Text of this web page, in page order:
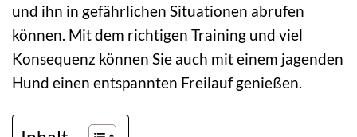
und ihn in gefährlichen Situationen abrufen
können. Mit dem richtigen Training und viel
Konsequenz können Sie auch mit einem jagenden
Hund einen entspannten Freilauf genießen.